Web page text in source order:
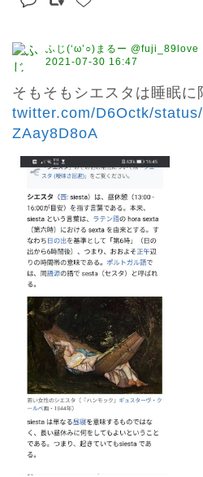
ふじ(‘ω’○)まるー @fuji_89love
2021-07-30 16:47
twitter.com/D6Octk/status/
ZAay8D8oA